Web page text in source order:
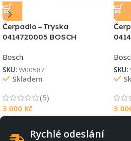
Čerpadlo – Tryska
0414720005 BOSCH
Bosch
SKU: W00587
Skladem
(5)
3 000 Kč
SKU:
3
Rychlé odeslání